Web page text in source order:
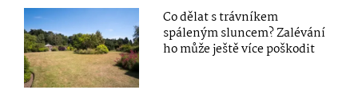
Co dělat s trávníkem
spáleným sluncem? Zalévání
ho může ještě více poškodit